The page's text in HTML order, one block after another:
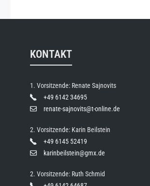
KONTAKT
1. Vorsitzende: Renate Sajnovits
+49 6142 34695
renate-sajnovits@t-online.de
2. Vorsitzende: Karin Beilstein
+49 6145 52419
karinbeilstein@gmx.de
2. Vorsitzende: Ruth Schmid